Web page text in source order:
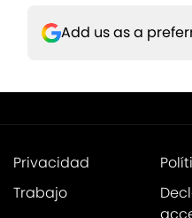
Add us as a
Privacidad
Trabajo